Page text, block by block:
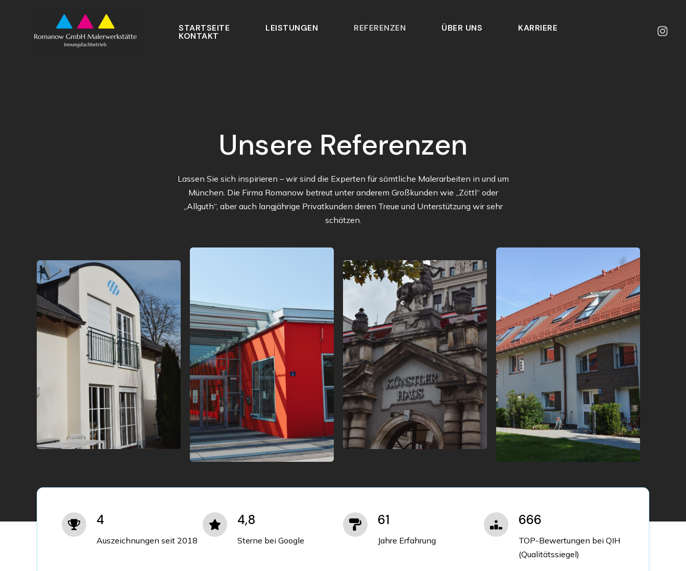
STARTSEITE LEISTUNGEN REFERENZEN ÜBER UNS KARRIERE
KONTAKT
Unsere Referenzen
Lassen Sie sich inspirieren – wir sind die Experten für sämtliche Malerarbeiten in und um
München. Die Firma Romanow betreut unter anderem Großkunden wie „Zöttl“ oder
„Allguth“, aber auch langjährige Privatkunden deren Treue und Unterstützung wir sehr
schätzen.
4
Auszeichnungen seit 2018
4,8
Sterne bei Google
61
Jahre Erfahrung
666
TOP-Bewertungen bei QIH
(Qualitätssiegel)